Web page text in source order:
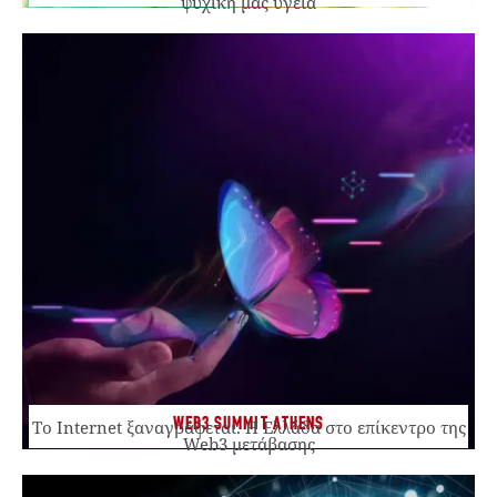
WEB3 SUMMIT ATHENS
Το Internet ξαναγράφεται. Η Ελλάδα στο επίκεντρο της
Web3 μετάβασης